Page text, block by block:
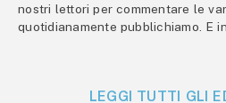
nostri lettori per commentare le
quotidianamente pubblichiamo. E
LEGGI TUTTI GLI